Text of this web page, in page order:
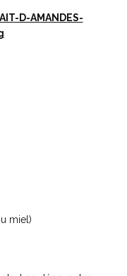
miel)